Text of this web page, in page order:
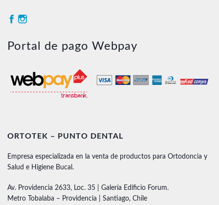
Portal de pago Webpay
ORTOTEK – PUNTO DENTAL
Empresa especializada en la venta de productos para Ortodoncia y
Salud e Higiene Bucal.
Av. Providencia 2633, Loc. 35 | Galería Edificio Forum.
Metro Tobalaba – Providencia | Santiago, Chile